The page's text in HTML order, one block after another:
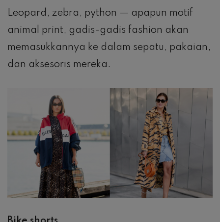
Leopard, zebra, python — apapun motif
animal print, gadis-gadis fashion akan
memasukkannya ke dalam sepatu, pakaian,
dan aksesoris mereka.